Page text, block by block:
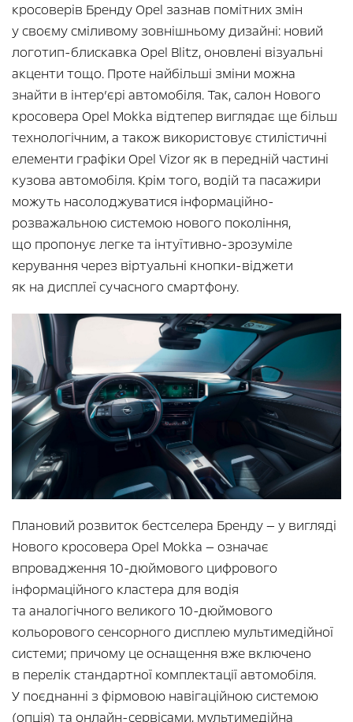
кросоверів Бренду Opel зазнав помітних змін
у своєму сміливому зовнішньому дизайні: новий
логотип-блискавка Opel Blitz, оновлені візуальні
акценти тощо. Проте найбільші зміни можна
знайти в інтер’єрі автомобіля. Так, салон Нового
кросовера Opel Mokka відтепер виглядає ще більш
технологічним, а також використовує стилістичні
елементи графіки Opel Vizor як в передній частині
кузова автомобіля. Крім того, водій та пасажири
можуть насолоджуватися інформаційно-
розважальною системою нового покоління,
що пропонує легке та інтуїтивно-зрозуміле
керування через віртуальні кнопки-віджети
як на дисплеї сучасного смартфону.
Плановий розвиток бестселера Бренду — у вигляді
Нового кросовера Opel Mokka — означає
впровадження 10-дюймового цифрового
інформаційного кластера для водія
та аналогічного великого 10-дюймового
кольорового сенсорного дисплею мультимедійної
системи; причому це оснащення вже включено
в перелік стандартної комплектації автомобіля.
У поєднанні з фірмовою навігаційною системою
(опція) та онлайн-сервісами, мультимедійна